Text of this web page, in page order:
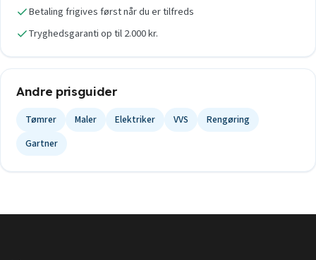
Betaling frigives først når du er tilfreds
Tryghedsgaranti op til 2.000 kr.
Andre prisguider
Tømrer Maler Elektriker VVS
Rengøring
Gartner